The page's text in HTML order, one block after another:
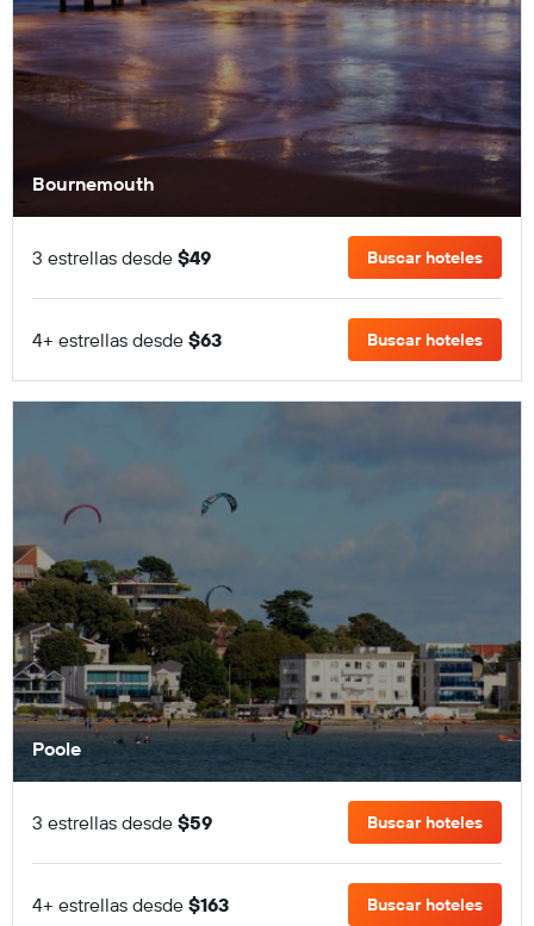
Bournemouth
3 estrellas desde $49 Buscar hoteles
4+ estrellas desde $63 Buscar hoteles
Poole
3 estrellas desde $59 Buscar hoteles
4+ estrellas desde $163 Buscar hoteles